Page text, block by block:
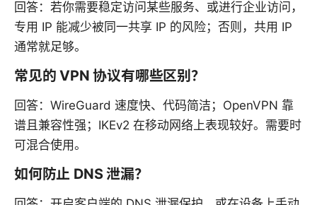
回答：若你需要稳定访问某些服务、或进行企业访问，
专用 IP 能减少被同一共享 IP 的风险；否则，共用 IP
通常就足够。
常见的 VPN 协议有哪些区别？
回答：WireGuard 速度快、代码简洁；OpenVPN 靠
谱且兼容性强；IKEv2 在移动网络上表现较好。需要时
可混合使用。
如何防止 DNS 泄漏？